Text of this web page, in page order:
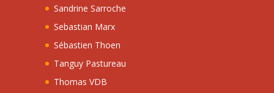
Sandrine Sarroche
Sebastian Marx
Sébastien Thoen
Tanguy Pastureau
Thomas VDB